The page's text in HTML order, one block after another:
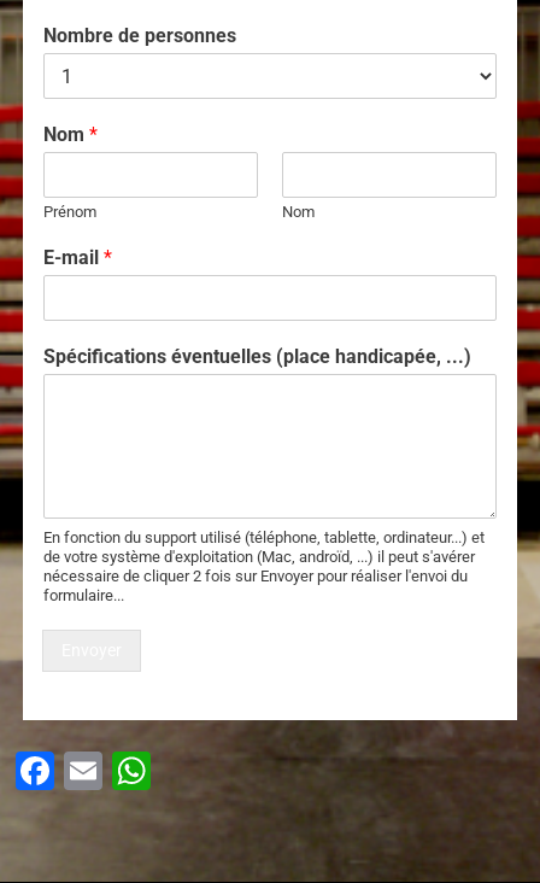
Nombre de personnes
Nom *
Prénom Nom
E-mail *
Spécifications éventuelles (place handicapée, ...)
En fonction du support utilisé (téléphone, tablette, ordinateur...) et
de votre système d'exploitation (Mac, androïd, ...) il peut s'avérer
nécessaire de cliquer 2 fois sur Envoyer pour réaliser l'envoi du
formulaire...
Facebook
Email
WhatsApp